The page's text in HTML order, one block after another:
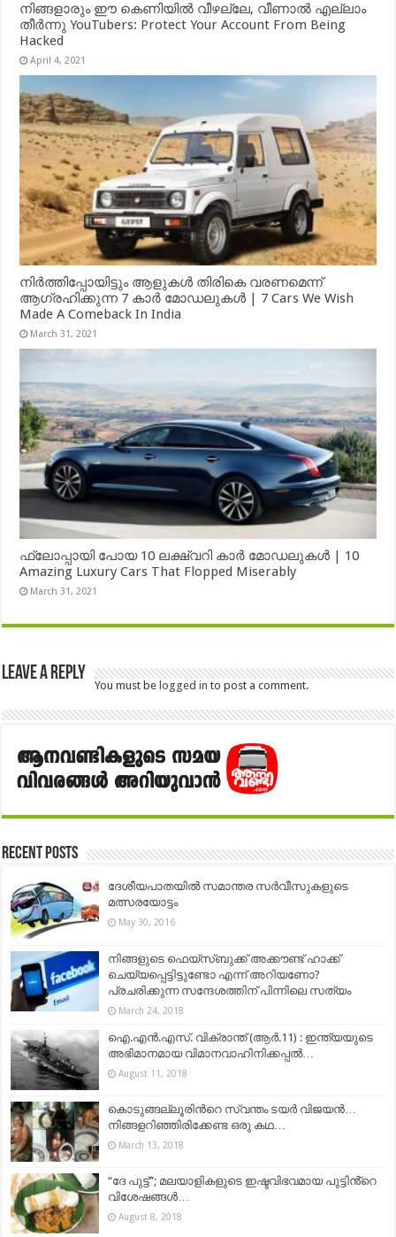
നിങ്ങളാരും ഈ കെണിയിൽ വീഴല്ലേ, വീണാൽ എല്ലാം
തീർന്നു YouTubers: Protect Your Account From Being
Hacked
April 4, 2021
നിർത്തിപ്പോയിട്ടും ആളുകൾ തിരികെ വരണമെന്ന്
ആഗ്രഹിക്കുന്ന 7 കാർ മോഡലുകൾ | 7 Cars We Wish
Made A Comeback In India
March 31, 2021
ഫ്ലോപ്പായി പോയ 10 ലക്ഷ്വറി കാർ മോഡലുകൾ | 10
Amazing Luxury Cars That Flopped Miserably
March 31, 2021
Leave a Reply
You must be logged in to post a comment.
Recent Posts
ദേശീയപാതയില്‍ സമാന്തര സര്‍വീസുകളുടെ
മത്സരയോട്ടം
May 30, 2016
നിങ്ങളുടെ ഫെയ്സ്ബുക്ക് അക്കൗണ്ട് ഹാക്ക്
ചെയ്യപ്പെട്ടിട്ടുണ്ടോ എന്ന് അറിയണോ?
പ്രചരിക്കുന്ന സന്ദേശത്തിന് പിന്നിലെ സത്യം
March 24, 2018
ഐ.എൻ.എസ്. വിക്രാന്ത് (ആർ.11) : ഇന്ത്യയുടെ
അഭിമാനമായ വിമാനവാഹിനിക്കപ്പൽ…
August 11, 2018
കൊടുങ്ങല്ലൂരിന്‍റെ സ്വന്തം ടയർ വിജയൻ…
നിങ്ങളറിഞ്ഞിരിക്കേണ്ട ഒരു കഥ…
March 13, 2018
“ദേ പുട്ട്”; മലയാളികളുടെ ഇഷ്ടവിഭവമായ പുട്ടിൻ്റെ
വിശേഷങ്ങൾ…
August 8, 2018